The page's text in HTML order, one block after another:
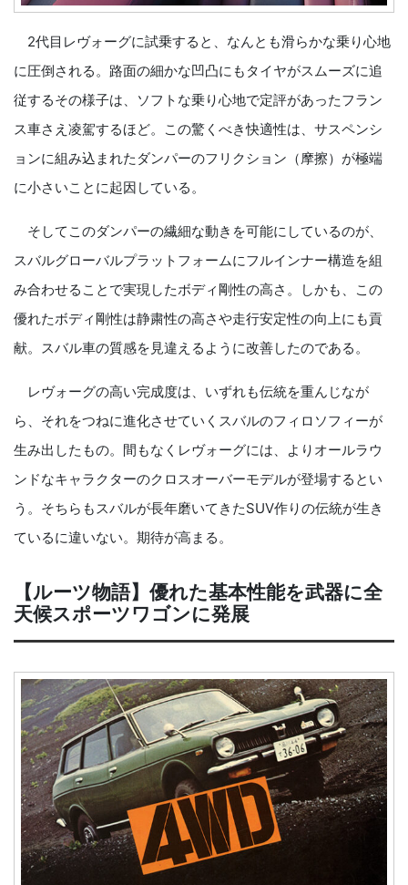
2代目レヴォーグに試乗すると、なんとも滑らかな乗り心地
に圧倒される。路面の細かな凹凸にもタイヤがスムーズに追
従するその様子は、ソフトな乗り心地で定評があったフラン
ス車さえ凌駕するほど。この驚くべき快適性は、サスペンシ
ョンに組み込まれたダンパーのフリクション（摩擦）が極端
に小さいことに起因している。
そしてこのダンパーの繊細な動きを可能にしているのが、
スバルグローバルプラットフォームにフルインナー構造を組
み合わせることで実現したボディ剛性の高さ。しかも、この
優れたボディ剛性は静粛性の高さや走行安定性の向上にも貢
献。スバル車の質感を見違えるように改善したのである。
レヴォーグの高い完成度は、いずれも伝統を重んじなが
ら、それをつねに進化させていくスバルのフィロソフィーが
生み出したもの。間もなくレヴォーグには、よりオールラウ
ンドなキャラクターのクロスオーバーモデルが登場するとい
う。そちらもスバルが長年磨いてきたSUV作りの伝統が生き
ているに違いない。期待が高まる。
【ルーツ物語】優れた基本性能を武器に全
天候スポーツワゴンに発展